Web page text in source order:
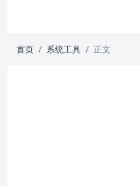
首页 系统工具 正文